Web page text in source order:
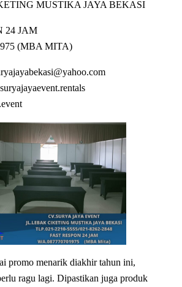
MUSTIKA JAYA BEKASI
24 JAM
(MBA MITA)
promo menarik diakhir tahun ini,
ragu lagi. Dipastikan juga produk